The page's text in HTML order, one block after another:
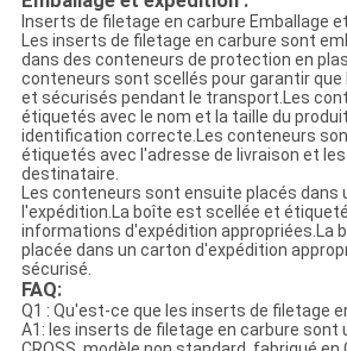
Inserts de filetage en carbure Emballage
Les inserts de filetage en carbure sont
dans des conteneurs de protection en
conteneurs sont scellés pour garantir
et sécurisés pendant le transport.Les
étiquetés avec le nom et la taille du
identification correcte.Les conteneurs
étiquetés avec l'adresse de livraison et
destinataire.
Les conteneurs sont ensuite placés dans
l'expédition.La boîte est scellée et
informations d'expédition appropriées.La
placée dans un carton d'expédition
sécurisé.
FAQ:
Q1 : Qu'est-ce que les inserts de filetage
A1: les inserts de filetage en carbure sont